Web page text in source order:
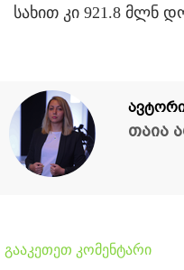
სახით კი 921.8 მლნ
თაია
გააკეთეთ კომენტარი